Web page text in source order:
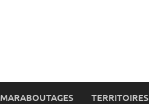
MARABOUTAGES TERRITOIRES